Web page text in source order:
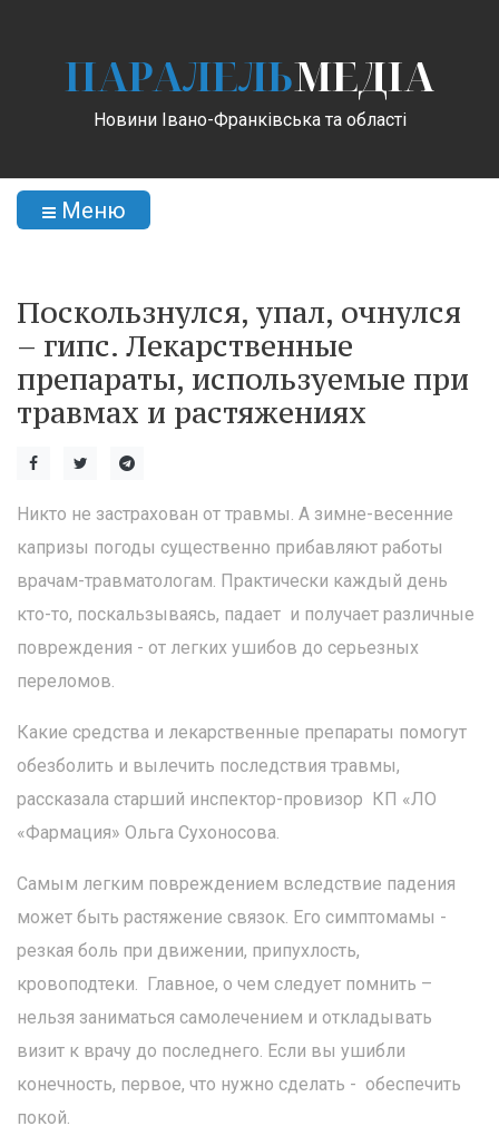
ПАРАЛЕЛЬМЕДІА
Новини Івано-Франківська та області
Меню
Поскользнулся, упал, очнулся
– гипс. Лекарственные
препараты, используемые при
травмах и растяжениях
Никто не застрахован от травмы. А зимне-весенние
капризы погоды существенно прибавляют работы
врачам-травматологам. Практически каждый день
кто-то, поскальзываясь, падает и получает различные
повреждения - от легких ушибов до серьезных
переломов.
Какие средства и лекарственные препараты помогут
обезболить и вылечить последствия травмы,
рассказала старший инспектор-провизор КП «ЛО
«Фармация» Ольга Сухоносова.
Самым легким повреждением вследствие падения
может быть растяжение связок. Его симптомамы -
резкая боль при движении, припухлость,
кровоподтеки. Главное, о чем следует помнить –
нельзя заниматься самолечением и откладывать
визит к врачу до последнего. Если вы ушибли
конечность, первое, что нужно сделать - обеспечить
покой.